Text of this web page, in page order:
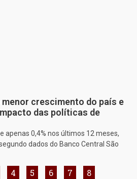
crescimento do país e
das políticas de
apenas 0,4% nos últimos 12 meses,
dados do Banco Central São
4 5 6 7 8